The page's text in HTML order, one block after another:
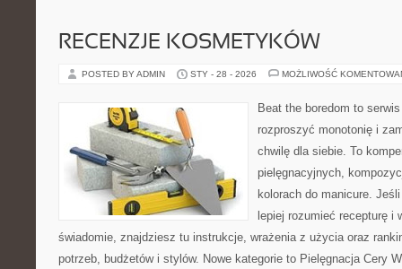
RECENZJE KOSMETYKÓW
POSTED BY ADMIN STY - 28 - 2026 MOŻLIWOŚĆ
Beat the boredom to
rozproszyć monotonię i
chwilę dla siebie. To
pielęgnacyjnych,
kolorach do manicure.
lepiej rozumieć recepturę i
świadomie, znajdziesz tu instrukcje, wrażenia z użycia oraz
potrzeb, budżetów i stylów. Nowe kategorie to Pielęgnacja Cery